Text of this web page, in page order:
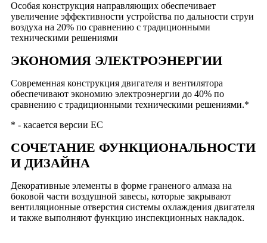
Особая конструкция направляющих обеспечивает
увеличение эффективности устройства по дальности струи
воздуха на 20% по сравнению с традиционными
техническими решениями
ЭКОНОМИЯ ЭЛЕКТРОЭНЕРГИИ
Современная конструкция двигателя и вентилятора
обеспечивают экономию электроэнергии до 40% по
сравнению с традиционными техническими решениями.*
* - касается версии EC
СОЧЕТАНИЕ ФУНКЦИОНАЛЬНОСТИ
И ДИЗАЙНА
Декоративные элементы в форме граненого алмаза на
боковой части воздушной завесы, которые закрывают
вентиляционные отверстия системы охлаждения двигателя
и также выполняют функцию инспекционных накладок.